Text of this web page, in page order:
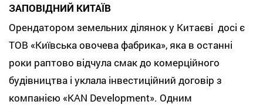
ЗАПОВІДНИЙ КИТАЇВ
Орендатором земельних ділянок у Китаєві досі є
ТОВ «Київська овочева фабрика», яка в останні
роки раптово відчула смак до комерційного
будівництва і уклала інвестиційний договір з
компанією «KAN Development». Одним